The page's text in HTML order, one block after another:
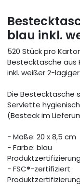
blau inkl.
520 Stück pro
Bestecktasche aus
inkl. weißer 2-
Die Bestecktasche
Serviette
(Besteck im
- Maße: 20 x 8,5 cm
- Farbe: blau
- FSC®-zertifiziert